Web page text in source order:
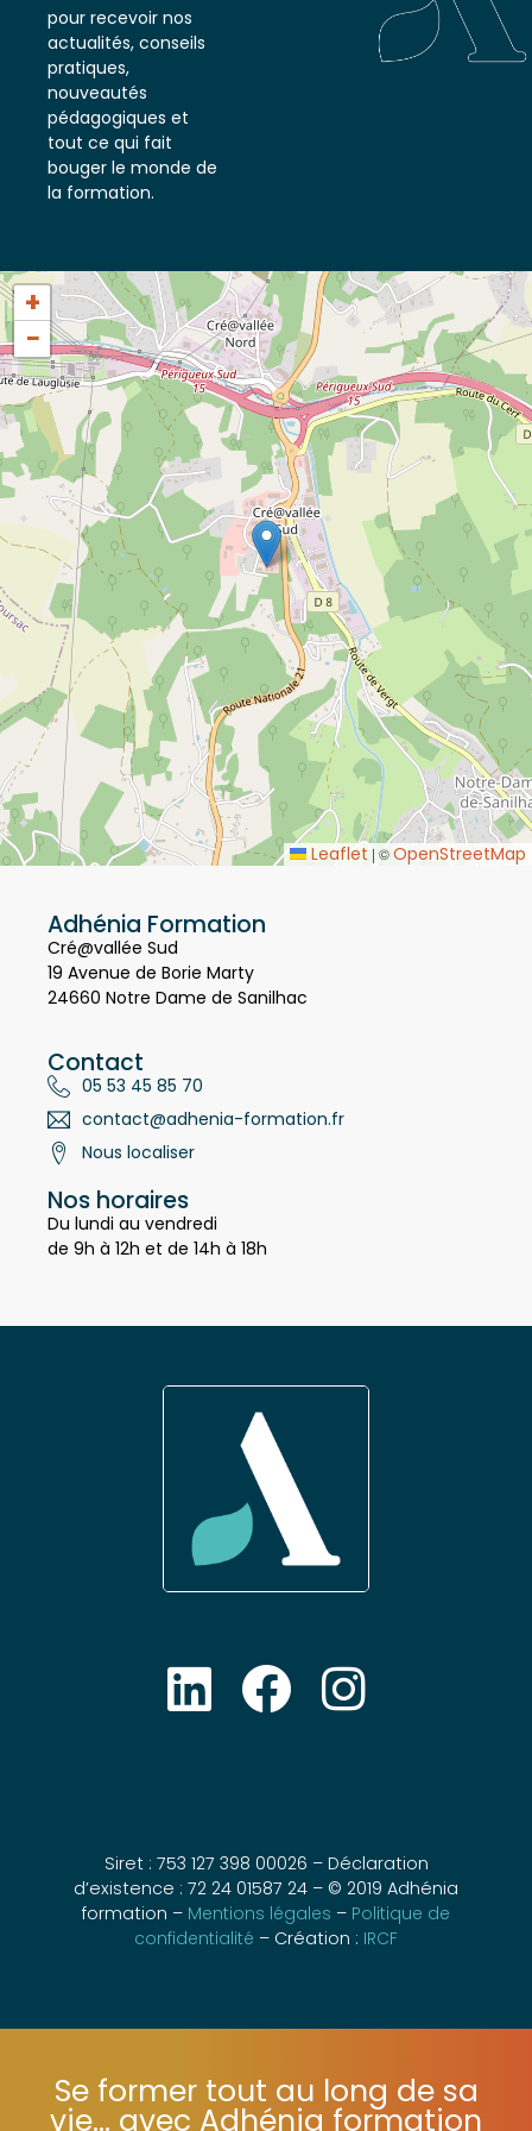
notre newsletter
pour recevoir nos
actualités, conseils
pratiques,
nouveautés
pédagogiques et
tout ce qui fait
bouger le monde de
+
−
Adhénia Formation
Cré@vallée Sud
19 Avenue de Borie Marty
Contact
05 53 45 85 70
contact@adhenia-formation.fr
Nos horaires
Du lundi au vendredi
Siret : 753 127 398 00026 – Déclaration
d’existence : 72 24 01587 24 – © 2019 Adhénia
formation –Mentions légales– Politique de
Se former tout au long de sa